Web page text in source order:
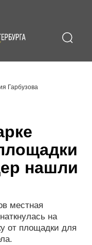
Гарбузова
нашли
местная
на
от площадки для